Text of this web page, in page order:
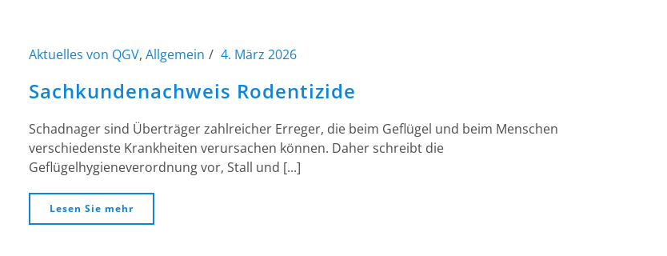
Aktuelles von QGV, Allgemein 4. März 2026
Sachkundenachweis Rodentizide
Schadnager sind Überträger zahlreicher Erreger, die beim Geflügel und beim Menschen
verschiedenste Krankheiten verursachen können. Daher schreibt die
Geflügelhygieneverordnung vor, Stall und [...]
Lesen Sie mehr